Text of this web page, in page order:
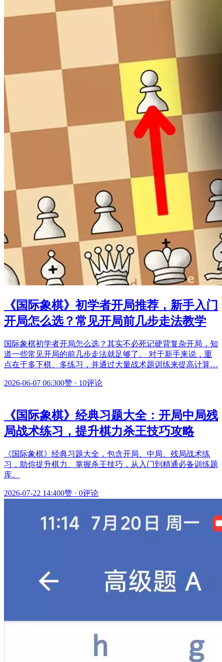
《国际象棋》初学者开局推荐，新手入门
开局怎么选？常见开局前几步走法教学
国际象棋初学者开局怎么选？其实不必死记硬背复杂开局，知
道一些常见开局的前几步走法就足够了。 对于新手来说，重
点在于多下棋、多练习，并通过大量战术题训练来提高计算…
2026-06-07 06:300赞 · 10评论
《国际象棋》经典习题大全：开局中局残
局战术练习，提升棋力杀王技巧攻略
《国际象棋》经典习题大全，包含开局、中局、残局战术练
习，助你提升棋力、掌握杀王技巧，从入门到精通必备训练题
库。
2026-07-22 14:400赞 · 0评论